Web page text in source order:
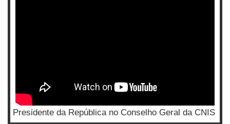
Presidente da República no Conselho Geral da CNIS